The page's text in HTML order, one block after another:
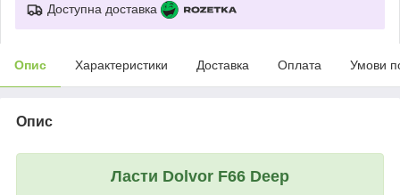
Доступна доставка
Опис Характеристики Доставка Оплата Умови
Опис
Ласти Dolvor F66 Deep